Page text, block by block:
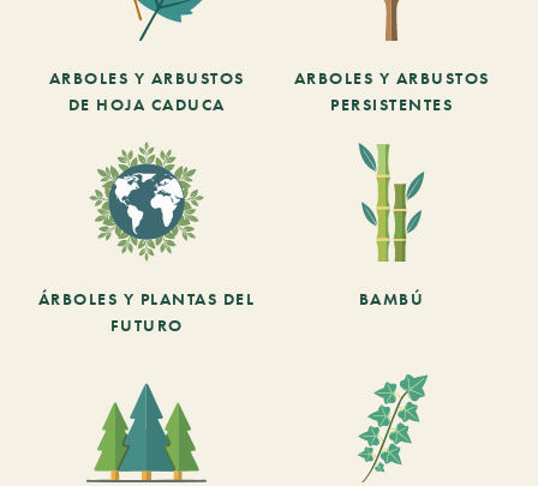
ARBOLES Y ARBUSTOS
DE HOJA CADUCA
ARBOLES Y ARBUSTOS
PERSISTENTES
ÁRBOLES Y PLANTAS DEL
FUTURO
BAMBÚ